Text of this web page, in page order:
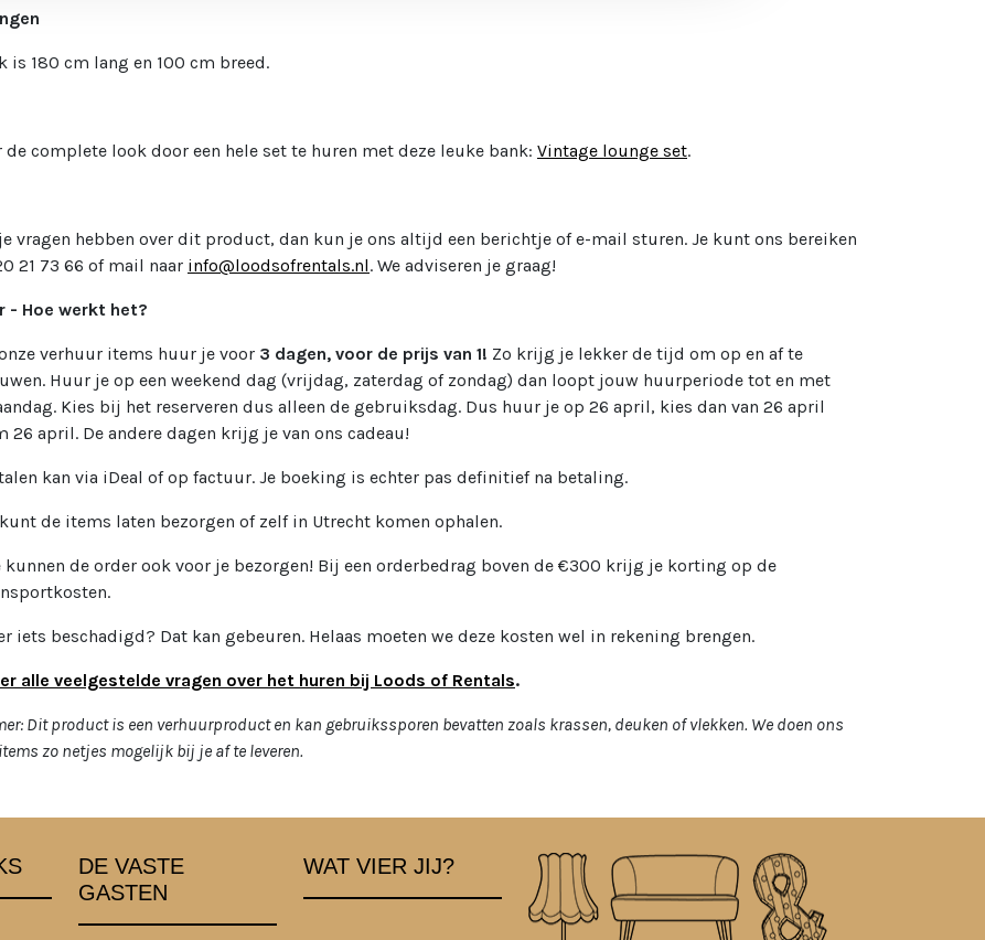
is 180 cm lang en 100 cm breed.
de complete look door een hele set te huren met deze leuke bank: Vintage lounge set.
vragen hebben over dit product, dan kun je ons altijd een berichtje of e-mail sturen. Je kunt ons bereiken
21 73 66 of mail naar info@loodsofrentals.nl. We adviseren je graag!
- Hoe werkt het?
verhuur items huur je voor 3 dagen, voor de prijs van 1! Zo krijg je lekker de tijd om op en af te
Huur je op een weekend dag (vrijdag, zaterdag of zondag) dan loopt jouw huurperiode tot en met
Kies bij het reserveren dus alleen de gebruiksdag. Dus huur je op 26 april, kies dan van 26 april
26 april. De andere dagen krijg je van ons cadeau!
kan via iDeal of op factuur. Je boeking is echter pas definitief na betaling.
de items laten bezorgen of zelf in Utrecht komen ophalen.
kunnen de order ook voor je bezorgen! Bij een orderbedrag boven de €300 krijg je korting op de
iets beschadigd? Dat kan gebeuren. Helaas moeten we deze kosten wel in rekening brengen.
alle veelgestelde vragen over het huren bij Loods of Rentals.
Dit product is een verhuurproduct en kan gebruikssporen bevatten zoals krassen, deuken of vlekken. We doen ons
zo netjes mogelijk bij je af te leveren.
DE VASTE
GASTEN
WAT VIER JIJ?